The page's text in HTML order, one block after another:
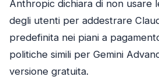
Anthropic dichiara di non usare
degli utenti per addestrare
predefinita nei piani a
politiche simili per Gemini
versione gratuita.